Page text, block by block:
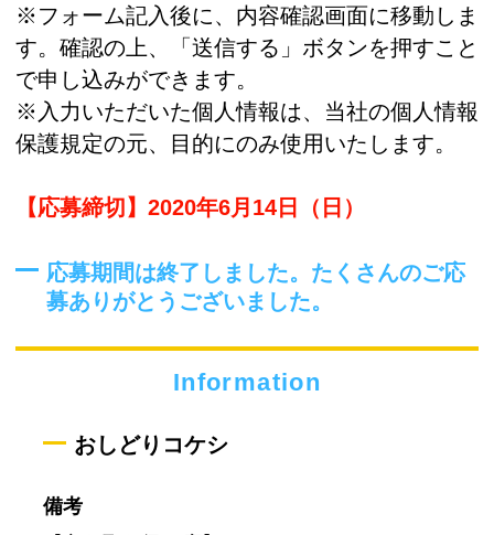
※フォーム記入後に、内容確認画面に移動しま
す。確認の上、「送信する」ボタンを押すこと
で申し込みができます。
※入力いただいた個人情報は、当社の個人情報
保護規定の元、目的にのみ使用いたします。
【応募締切】2020年6月14日（日）
応募期間は終了しました。たくさんのご応
募ありがとうございました。
Information
おしどりコケシ
備考